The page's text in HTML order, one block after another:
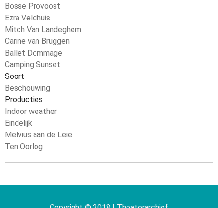
Bosse Provoost
Ezra Veldhuis
Mitch Van Landeghem
Carine van Bruggen
Ballet Dommage
Camping Sunset
Soort
Beschouwing
Producties
Indoor weather
Eindelijk
Melvius aan de Leie
Ten Oorlog